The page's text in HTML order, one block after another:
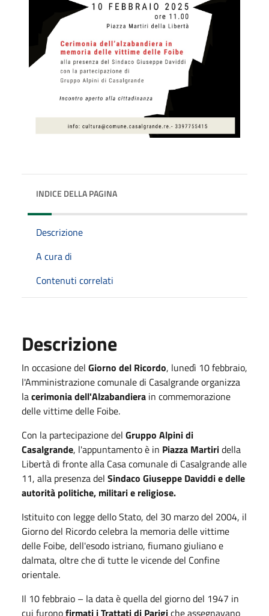
INDICE DELLA PAGINA
Descrizione
A cura di
Contenuti correlati
Descrizione
In occasione del Giorno del Ricordo, lunedì 10 febbraio,
l'Amministrazione comunale di Casalgrande organizza
lacerimonia dell'Alzabandiera in commemorazione
delle vittime delle Foibe.
Con la partecipazione del Gruppo Alpini di
Casalgrande, l'appuntamento è in Piazza Martiridella
Libertà di fronte alla Casa comunale di Casalgrande alle
11, alla presenza del Sindaco Giuseppe Daviddi e delle
autorità politiche, militari e religiose.
Istituito con legge dello Stato, del 30 marzo del 2004, il
Giorno del Ricordo celebra la memoria delle vittime
delle Foibe, dell'esodo istriano, fiumano giuliano e
dalmata, oltre che di tutte le vicende del Confine
orientale.
Il 10 febbraio – la data è quella del giorno del 1947 in
cui furonofirmati i Trattati di Parigiche assegnavano